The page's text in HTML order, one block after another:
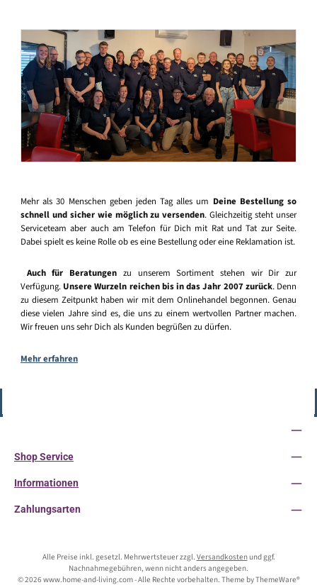
Mehr als 30 Menschen geben jeden Tag alles um Deine Bestellung so
schnell und sicher wie möglich zu versenden. Gleichzeitig steht unser
Serviceteam aber auch am Telefon für Dich mit Rat und Tat zur Seite.
Dabei spielt es keine Rolle ob es eine Bestellung oder eine Reklamation ist.
Auch für Beratungen zu unserem Sortiment stehen wir Dir zur
Verfügung. Unsere Wurzeln reichen bis in das Jahr 2007 zurück. Denn
zu diesem Zeitpunkt haben wir mit dem Onlinehandel begonnen. Genau
diese vielen Jahre sind es, die uns zu einem wertvollen Partner machen.
Wir freuen uns sehr Dich als Kunden begrüßen zu dürfen.
Mehr erfahren
Shop Service
Informationen
Zahlungsarten
Alle Preise inkl. gesetzl. Mehrwertsteuer zzgl. Versandkostenund ggf.
Nachnahmegebühren, wenn nicht anders angegeben.
© 2026 www.home-and-living.com - Alle Rechte vorbehalten. Theme byThemeWare®